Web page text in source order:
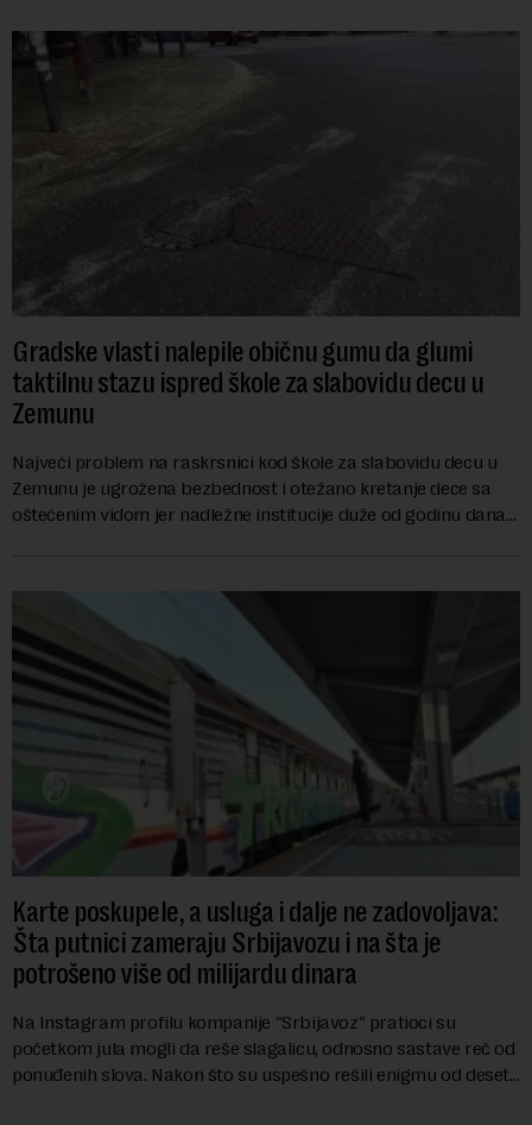
Gradske vlasti nalepile običnu gumu da glumi
taktilnu stazu ispred škole za slabovidu decu u
Zemunu
Najveći problem na raskrsnici kod škole za slabovidu decu u
Zemunu je ugrožena bezbednost i otežano kretanje dece sa
oštećenim vidom jer nadležne institucije duže od godinu dana
Karte poskupele, a usluga i dalje ne zadovoljava:
Šta putnici zameraju Srbijavozu i na šta je
potrošeno više od milijardu dinara
Na Instagram profilu kompanije "Srbijavoz" pratioci su
početkom jula mogli da reše slagalicu, odnosno sastave reč od
ponuđenih slova. Nakon što su uspešno rešili enigmu od deset